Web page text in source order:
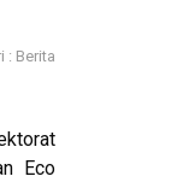
: Berita
Eco